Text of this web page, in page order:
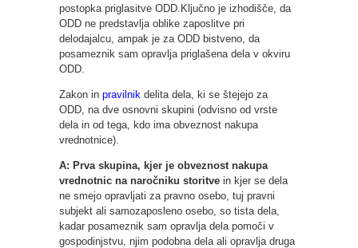
postopka priglasitve ODD.Ključno je izhodišče, da
ODD ne predstavlja oblike zaposlitve pri
delodajalcu, ampak je za ODD bistveno, da
posameznik sam opravlja priglašena dela v okviru
ODD.
Zakon in pravilnik delita dela, ki se štejejo za
ODD, na dve osnovni skupini (odvisno od vrste
dela in od tega, kdo ima obveznost nakupa
vrednotnice).
A: Prva skupina, kjer je obveznost nakupa
vrednotnic na naročniku storitve in kjer se dela
ne smejo opravljati za pravno osebo, tuj pravni
subjekt ali samozaposleno osebo, so tista dela,
kadar posameznik sam opravlja dela pomoči v
gospodinjstvu, njim podobna dela ali opravlja druga